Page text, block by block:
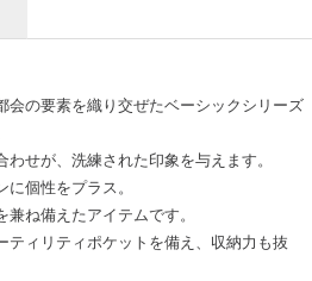
の要素を織り交ぜたベーシックシリーズ
せが、洗練された印象を与えます。
個性をプラス。
ね備えたアイテムです。
ィリティポケットを備え、収納力も抜